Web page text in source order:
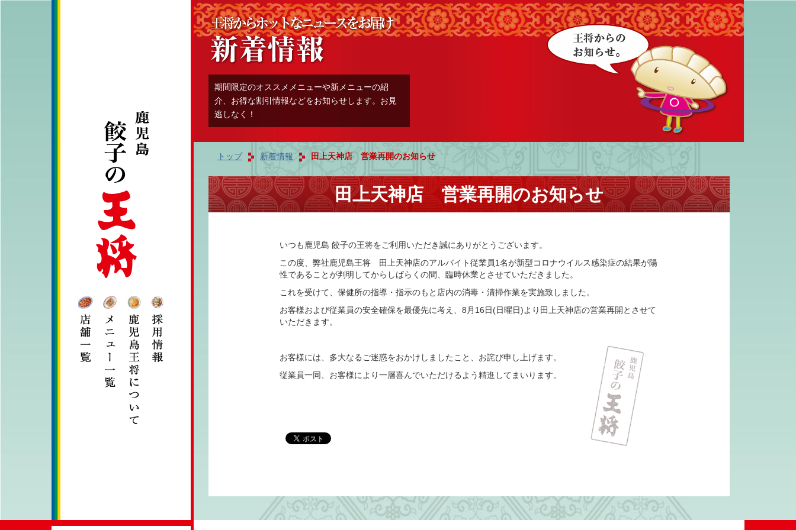
期間限定のオススメメニューや新メニューの紹
介、お得な割引情報などをお知らせします。お見
逃しなく！
トップ 新着情報 田上天神店 営業再開のお知らせ
田上天神店 営業再開のお知らせ
いつも鹿児島 餃子の王将をご利用いただき誠にありがとうございます。
この度、弊社鹿児島王将 田上天神店のアルバイト従業員1名が新型コロナウイルス感染症の結果が陽
性であることが判明してからしばらくの間、臨時休業とさせていただきました。
これを受けて、保健所の指導・指示のもと店内の消毒・清掃作業を実施致しました。
お客様および従業員の安全確保を最優先に考え、8月16日(日曜日)より田上天神店の営業再開とさせて
いただきます。
お客様には、多大なるご迷惑をおかけしましたこと、お詫び申し上げます。
従業員一同、お客様により一層喜んでいただけるよう精進してまいります。